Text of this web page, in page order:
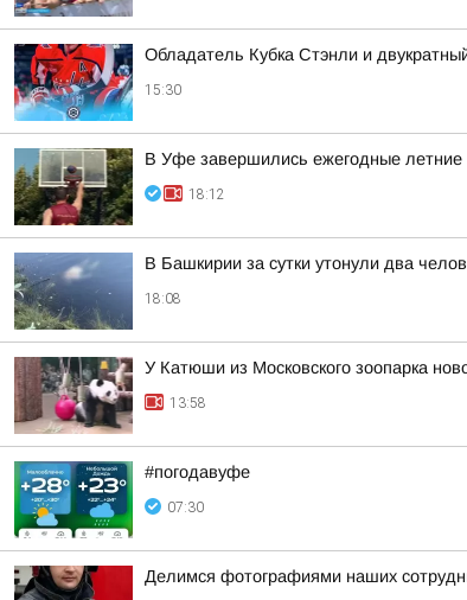
Обладатель Кубка Стэнли и
15:30
В Уфе завершились ежегодные летние
18:12
В Башкирии за сутки утонули два
18:08
У Катюши из Московского зоопарка
13:58
#погодавуфе
07:30
Делимся фотографиями наших